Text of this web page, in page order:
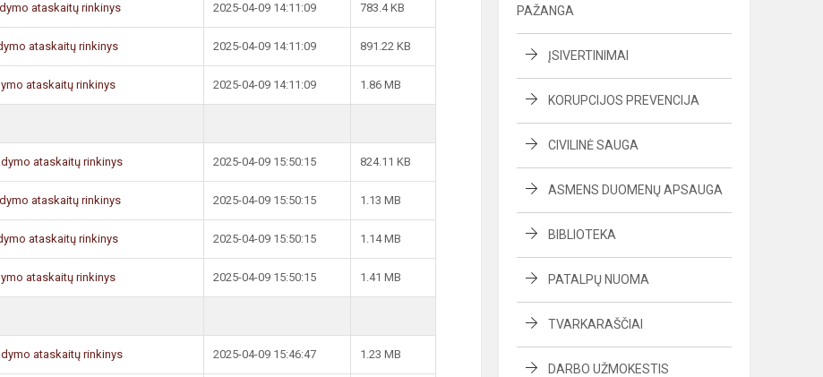
ataskaitų rinkinys 2025-04-09 14:11:09 783.4 KB
ataskaitų rinkinys 2025-04-09 14:11:09 891.22 KB
ataskaitų rinkinys 2025-04-09 14:11:09 1.86 MB
ataskaitų rinkinys 2025-04-09 15:50:15 824.11 KB
ataskaitų rinkinys 2025-04-09 15:50:15 1.13 MB
ataskaitų rinkinys 2025-04-09 15:50:15 1.14 MB
ataskaitų rinkinys 2025-04-09 15:50:15 1.41 MB
ataskaitų rinkinys 2025-04-09 15:46:47 1.23 MB
PAŽANGA
ĮSIVERTINIMAI
KORUPCIJOS PREVENCIJA
CIVILINĖ SAUGA
ASMENS DUOMENŲ APSAUGA
BIBLIOTEKA
PATALPŲ NUOMA
TVARKARAŠČIAI
DARBO UŽMOKESTIS